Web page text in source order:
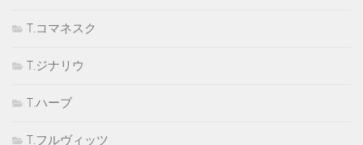
T.コマネスク
T.ジナリウ
T.ハーブ
T.フルヴィッツ